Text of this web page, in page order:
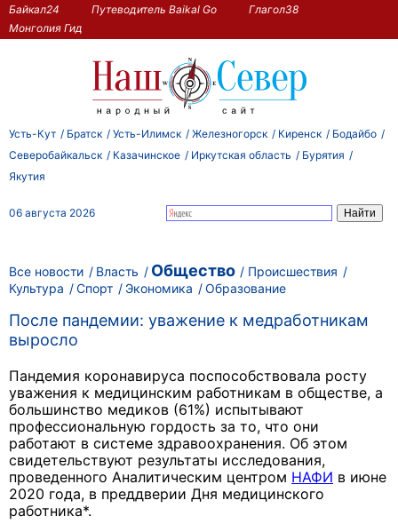
Байкал24 Путеводитель Baikal Go
Глагол38
Монголия Гид
Усть-Кут Братск Усть-Илимск Железногорск Киренск
Бодайбо
Северобайкальск
Казачинское Иркутская область
Бурятия
Якутия
06 августа 2026
Все новости Власть Общество
Происшествия
Культура
Спорт Экономика Образование
После пандемии: уважение к медработникам
выросло
Пандемия коронавируса поспособствовала росту
уважения к медицинским работникам в обществе, а
большинство медиков (61%) испытывают
профессиональную гордость за то, что они
работают в системе здравоохранения. Об этом
свидетельствуют результаты исследования,
проведенного Аналитическим центром НАФИ в июне
2020 года, в преддверии Дня медицинского
работника*.